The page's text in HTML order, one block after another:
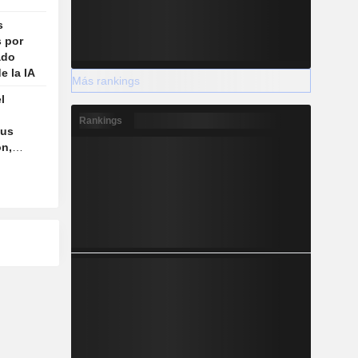
por
la IA
Más rankings
Rankings